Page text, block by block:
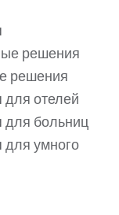
решения
решения
отелей
больниц
умного